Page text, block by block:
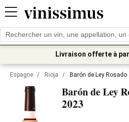
Livraison offerte à
Espagne / Rioja / Barón de Ley Rosado
Barón de Ley
2023